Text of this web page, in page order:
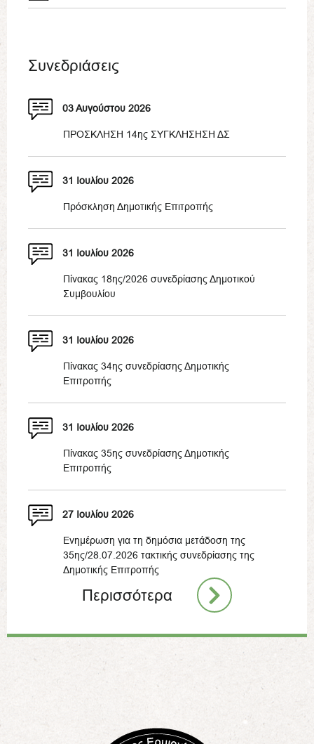
Συνεδριάσεις
03 Αυγούστου 2026
ΠΡΟΣΚΛΗΣΗ 14ης ΣΥΓΚΛΗΣΗΣΗ ΔΣ
31 Ιουλίου 2026
Πρόσκληση Δημοτικής Επιτροπής
31 Ιουλίου 2026
Πίνακας 18ης/2026 συνεδρίασης Δημοτικού
Συμβουλίου
31 Ιουλίου 2026
Πίνακας 34ης συνεδρίασης Δημοτικής
Επιτροπής
31 Ιουλίου 2026
Πίνακας 35ης συνεδρίασης Δημοτικής
Επιτροπής
27 Ιουλίου 2026
Ενημέρωση για τη δημόσια μετάδοση της
35ης/28.07.2026 τακτικής συνεδρίασης της
Δημοτικής Επιτροπής
Περισσότερα